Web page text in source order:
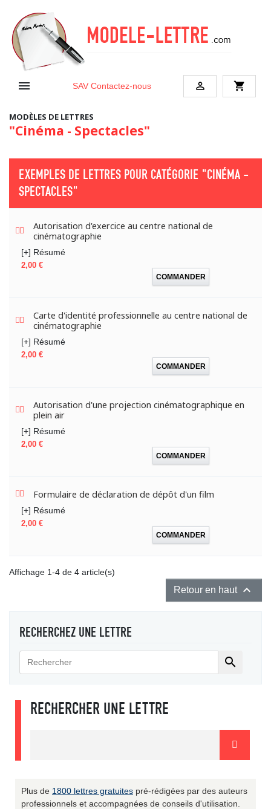
 SAV Contactez-nous  shopping_cart
MODÈLES DE LETTRES
"Cinéma - Spectacles"
EXEMPLES DE LETTRES POUR CATÉGORIE "CINÉMA -
SPECTACLES"
Autorisation d'exercice au centre national de
cinématographie
[+] Résumé
Prix
2,00 €
COMMANDER
Carte d'identité professionnelle au centre national de
cinématographie
[+] Résumé
Prix
2,00 €
COMMANDER
Autorisation d'une projection cinématographique en
plein air
[+] Résumé
Prix
2,00 €
COMMANDER
Formulaire de déclaration de dépôt d'un film
[+] Résumé
Prix
2,00 €
COMMANDER
Affichage 1-4 de 4 article(s)
Retour en haut 
RECHERCHEZ UNE LETTRE

RECHERCHER UNE LETTRE
Plus de 1800 lettres gratuites pré-rédigées par des auteurs
professionnels et accompagnées de conseils d'utilisation.